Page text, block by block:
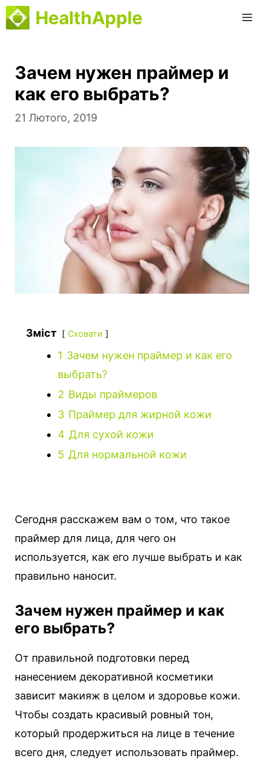
Перейти
до
HealthApple
Зачем нужен праймер и
как его выбрать?
21 Лютого, 2019
Зміст Сховати
1 Зачем нужен праймер и как его
выбрать?
2 Виды праймеров
3 Праймер для жирной кожи
4 Для сухой кожи
5 Для нормальной кожи
Сегодня расскажем вам о том, что такое
праймер для лица, для чего он
используется, как его лучше выбрать и как
правильно наносит.
Зачем нужен праймер и как
его выбрать?
От правильной подготовки перед
нанесением декоративной косметики
зависит макияж в целом и здоровье кожи.
Чтобы создать красивый ровный тон,
который продержиться на лице в течение
всего дня, следует использовать праймер.